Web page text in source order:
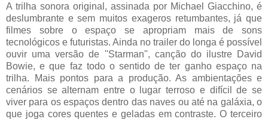
A trilha sonora original, assinada por Michael Giacchino, é
deslumbrante e sem muitos exageros retumbantes, já que
filmes sobre o espaço se apropriam mais de sons
tecnológicos e futuristas. Ainda no trailer do longa é possível
ouvir uma versão de ''Starman'', canção do ilustre David
Bowie, e que faz todo o sentido de ter ganho espaço na
trilha. Mais pontos para a produção. As ambientações e
cenários se alternam entre o lugar terroso e difícil de se
viver para os espaços dentro das naves ou até na galáxia, o
que joga cores quentes e geladas em contraste. O terceiro